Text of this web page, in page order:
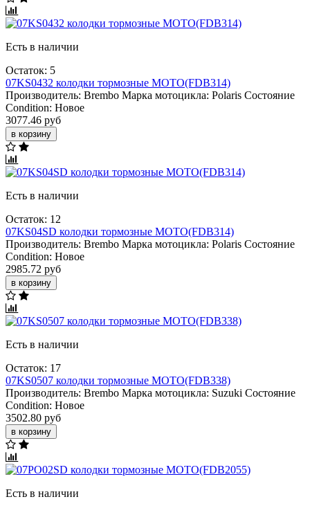
Есть в наличии
Остаток: 5
07KS0432 колодки тормозные МОТО(FDB314)
Производитель: Brembo Марка мотоцикла: Polaris Состояние
Condition: Новое
3077.46 руб
в корзину
Есть в наличии
Остаток: 12
07KS04SD колодки тормозные МОТО(FDB314)
Производитель: Brembo Марка мотоцикла: Polaris Состояние
Condition: Новое
2985.72 руб
в корзину
Есть в наличии
Остаток: 17
07KS0507 колодки тормозные МОТО(FDB338)
Производитель: Brembo Марка мотоцикла: Suzuki Состояние
Condition: Новое
3502.80 руб
в корзину
Есть в наличии